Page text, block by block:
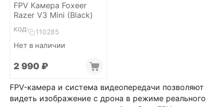
FPV-камера и система видеопередачи позволяют
видеть изображение с дрона в режиме реального
FPV Камера Foxeer
Razer V3 Mini (Black)
КОД: 110285
Нет в наличии
2 990 ₽